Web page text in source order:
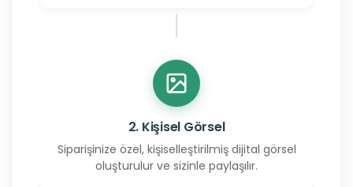
2. Kişisel Görsel
Siparişinize özel, kişiselleştirilmiş dijital görsel
oluşturulur ve sizinle paylaşılır.